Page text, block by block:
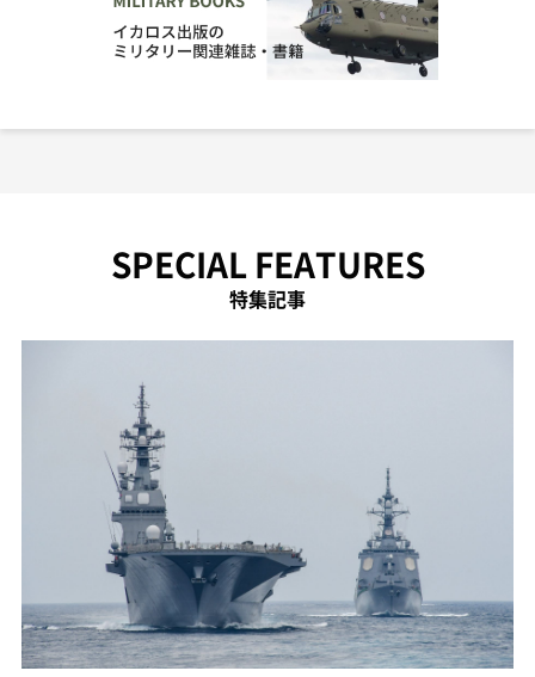
SPECIAL FEATURES
特集記事